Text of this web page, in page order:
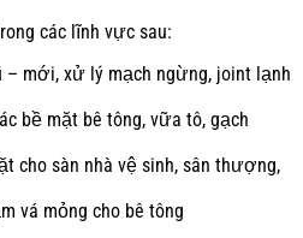
các lĩnh vực sau:
– mới, xử lý mạch ngừng, joint lạnh
bề mặt bê tông, vữa tô, gạch
cho sàn nhà vệ sinh, sân thượng,
vá mỏng cho bê tông